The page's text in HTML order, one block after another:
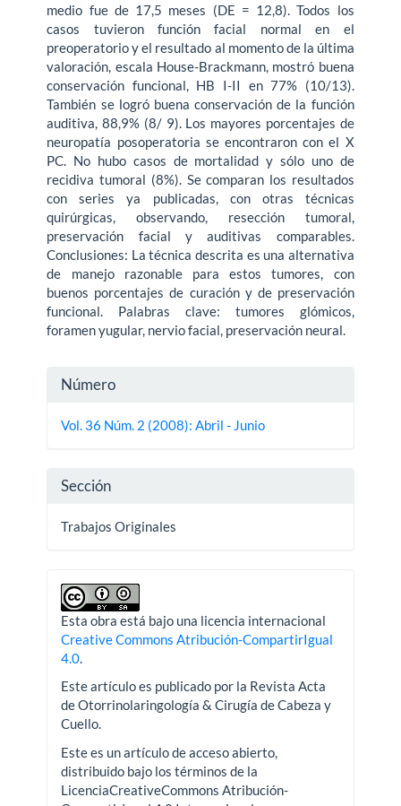
medio fue de 17,5 meses (DE = 12,8). Todos los
casos tuvieron función facial normal en el
preoperatorio y el resultado al momento de la última
valoración, escala House-Brackmann, mostró buena
conservación funcional, HB I-II en 77% (10/13).
También se logró buena conservación de la función
auditiva, 88,9% (8/ 9). Los mayores porcentajes de
neuropatía posoperatoria se encontraron con el X
PC. No hubo casos de mortalidad y sólo uno de
recidiva tumoral (8%). Se comparan los resultados
con series ya publicadas, con otras técnicas
quirúrgicas, observando, resección tumoral,
preservación facial y auditivas comparables.
Conclusiones: La técnica descrita es una alternativa
de manejo razonable para estos tumores, con
buenos porcentajes de curación y de preservación
funcional. Palabras clave: tumores glómicos,
foramen yugular, nervio facial, preservación neural.
Detalles
del
Número
Vol. 36 Núm. 2 (2008): Abril - Junio
Sección
Trabajos Originales
Esta obra está bajo una licencia internacional
Creative Commons Atribución-CompartirIgual
4.0.
Este artículo es publicado por la Revista Acta
de Otorrinolaringología & Cirugía de Cabeza y
Cuello.
Este es un artículo de acceso abierto,
distribuido bajo los términos de la
LicenciaCreativeCommons Atribución-